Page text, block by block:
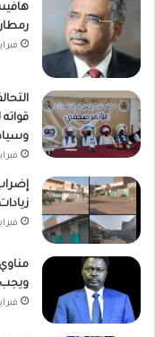
فبراير 26,
فبراير 26,
فبراير 26,
ويجب
فبراير 26,